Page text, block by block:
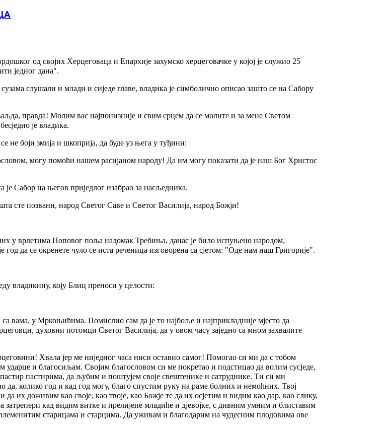
од својих Херцеговаца и Епархије захумско херцеговачке у којој је служио 25
једног дана".
слушали и млади и сиједе главе, владика је симболично описао зашто се на Сабору
правда! Молим вас најпонизније и свим срцем да се молите и за мене Светом
је владика.
не боји змија и шкоприја, да буде уз њега у туђини:
могу помоћи нашем расијаном народу! Да им могу показати да је наш Бог Христос
Сабор на његов приједлог изабрао за насљедника.
сте позвани, народ Светог Саве и Светог Василија, народ Божји!
у врлетима Поповог поља надомак Требиња, данас је било испуњено народом,
да се окренете чуло се иста реченица изговорена са сјетом: "Оде нам наш Григорије".
владикину, коју Блиц преноси у целости:
вама, у Мркоњићима. Помислио сам да је то најбоље и најприкладније мјесто да
духовни потомци Светог Василија, да у овом часу заједно са мном захвалите
Хвала јер ме ниједног часа ниси оставио самог! Помогао си ми да с тобом
и благосиљам. Својим благословом си ме покретао и подстицао да волим сусједе,
пастирима, да љубим и поштујем своје свештенике и сатруднике. Ти си ми
да, колико год и кад год могу, благо спустим руку на раме болних и немоћних. Твој
их доживим као своје, као твоје, као Божје те да их осјетим и видим као дар, као слику,
затрепери кад видим витке и прелијепе младиће и дјевојке, с дивним умним и блиставим
старицама и старцима. Да уживам и благодарим на чудесним плодовима ове